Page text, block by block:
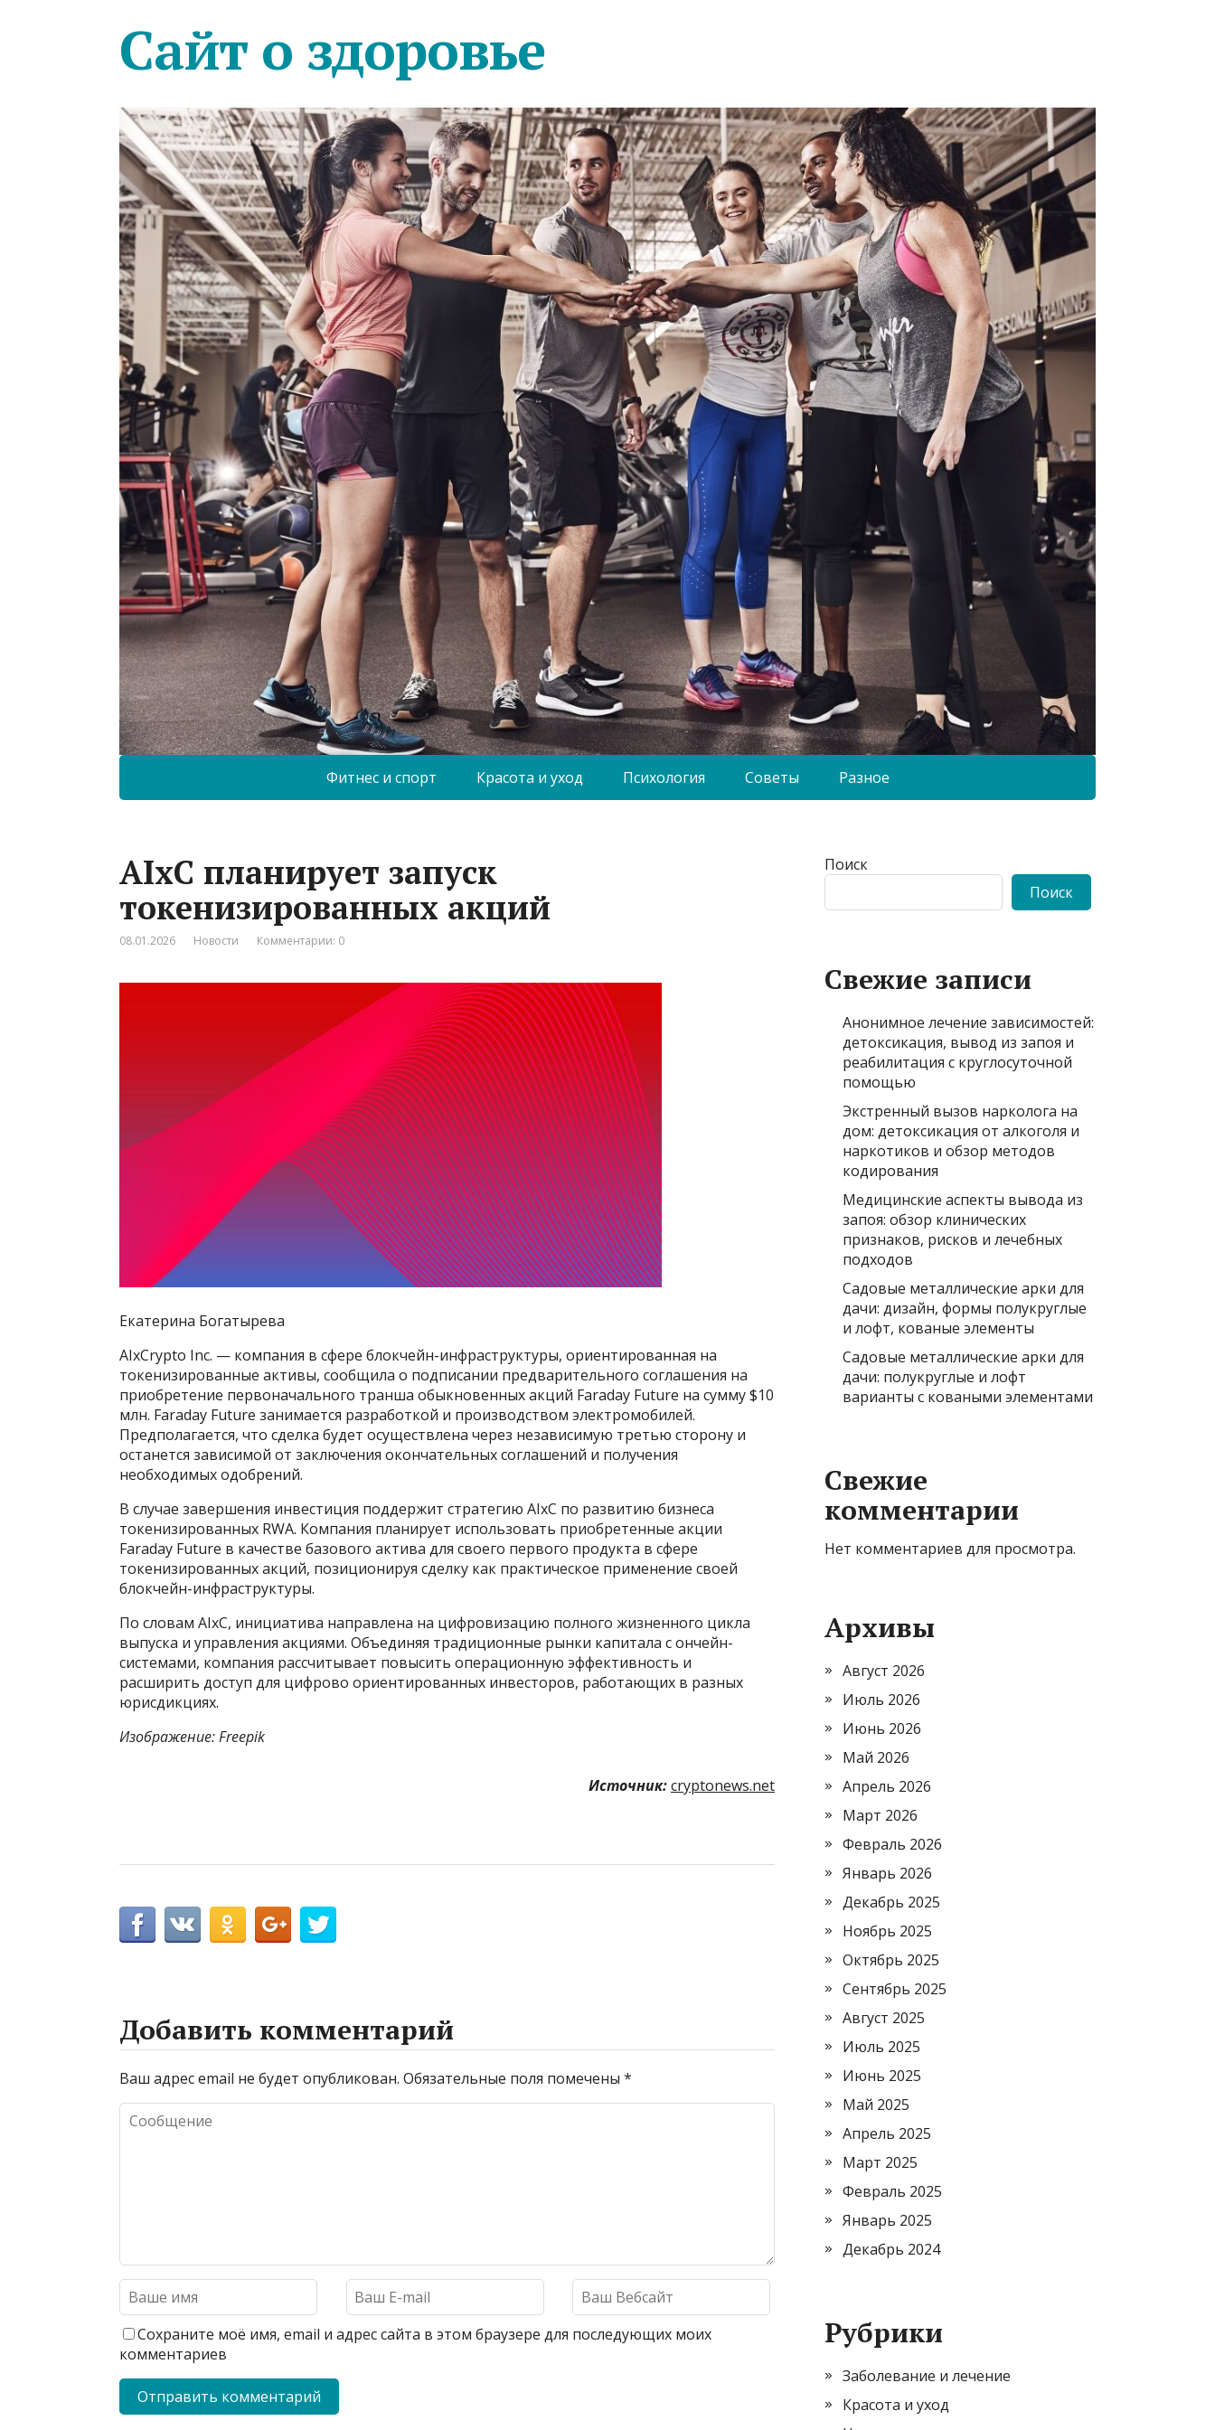
Сайт о здоровье
Фитнес и спорт Красота и уход Психология Советы Разное
AIxC планирует запуск
токенизированных акций
08.01.2026 Новости Комментарии: 0
Екатерина Богатырева
AIxCrypto Inc. — компания в сфере блокчейн-инфраструктуры, ориентированная на
токенизированные активы, сообщила о подписании предварительного соглашения на
приобретение первоначального транша обыкновенных акций Faraday Future на сумму $10
млн. Faraday Future занимается разработкой и производством электромобилей.
Предполагается, что сделка будет осуществлена через независимую третью сторону и
останется зависимой от заключения окончательных соглашений и получения
необходимых одобрений.
В случае завершения инвестиция поддержит стратегию AIxC по развитию бизнеса
токенизированных RWA. Компания планирует использовать приобретенные акции
Faraday Future в качестве базового актива для своего первого продукта в сфере
токенизированных акций, позиционируя сделку как практическое применение своей
блокчейн-инфраструктуры.
По словам AIxC, инициатива направлена на цифровизацию полного жизненного цикла
выпуска и управления акциями. Объединяя традиционные рынки капитала с ончейн-
системами, компания рассчитывает повысить операционную эффективность и
расширить доступ для цифрово ориентированных инвесторов, работающих в разных
юрисдикциях.
Изображение: Freepik
Источник:cryptonews.net
Добавить комментарий
Ваш адрес email не будет опубликован. Обязательные поля помечены *
Сохраните моё имя, email и адрес сайта в этом браузере для последующих моих
комментариев
Поиск
Поиск
Свежие записи
Анонимное лечение зависимостей:
детоксикация, вывод из запоя и
реабилитация с круглосуточной
помощью
Экстренный вызов нарколога на
дом: детоксикация от алкоголя и
наркотиков и обзор методов
кодирования
Медицинские аспекты вывода из
запоя: обзор клинических
признаков, рисков и лечебных
подходов
Садовые металлические арки для
дачи: дизайн, формы полукруглые
и лофт, кованые элементы
Садовые металлические арки для
дачи: полукруглые и лофт
варианты с коваными элементами
Свежие
комментарии
Нет комментариев для просмотра.
Архивы
Август 2026
Июль 2026
Июнь 2026
Май 2026
Апрель 2026
Март 2026
Февраль 2026
Январь 2026
Декабрь 2025
Ноябрь 2025
Октябрь 2025
Сентябрь 2025
Август 2025
Июль 2025
Июнь 2025
Май 2025
Апрель 2025
Март 2025
Февраль 2025
Январь 2025
Декабрь 2024
Рубрики
Заболевание и лечение
Красота и уход